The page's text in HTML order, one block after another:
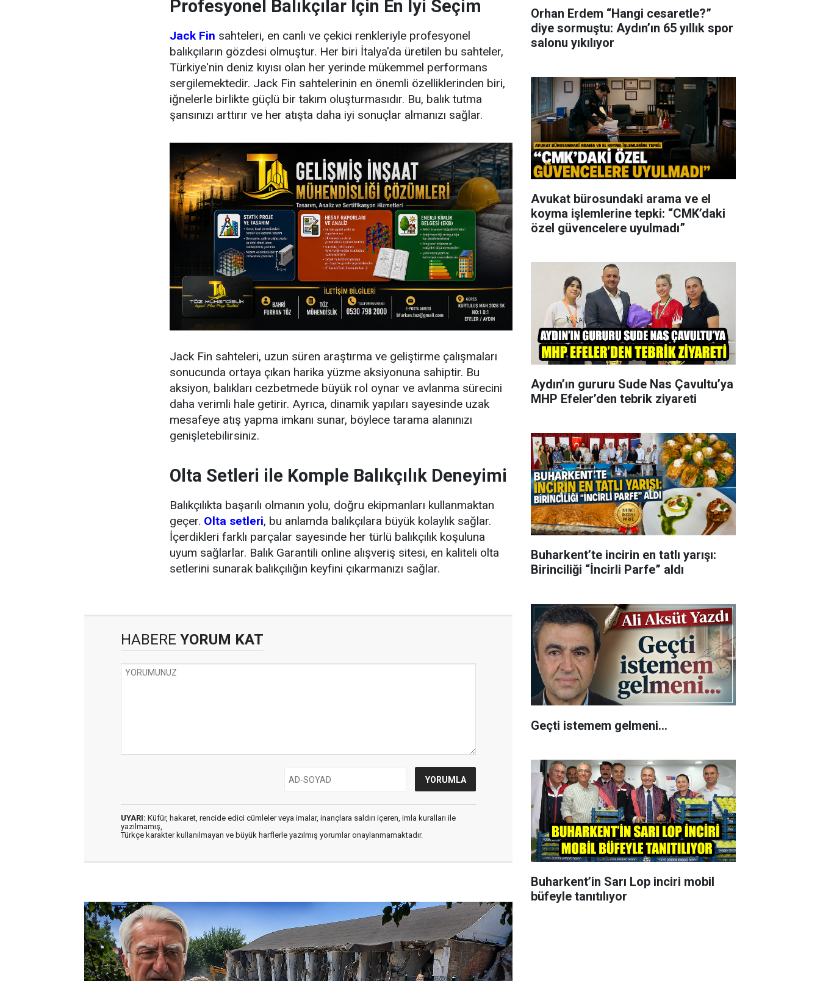
Profesyonel Balıkçılar İçin En İyi Seçim
Jack Fin sahteleri, en canlı ve çekici renkleriyle profesyonel
balıkçıların gözdesi olmuştur. Her biri İtalya'da üretilen bu sahteler,
Türkiye'nin deniz kıyısı olan her yerinde mükemmel performans
sergilemektedir. Jack Fin sahtelerinin en önemli özelliklerinden biri,
iğnelerle birlikte güçlü bir takım oluşturmasıdır. Bu, balık tutma
şansınızı arttırır ve her atışta daha iyi sonuçlar almanızı sağlar.
Jack Fin sahteleri, uzun süren araştırma ve geliştirme çalışmaları
sonucunda ortaya çıkan harika yüzme aksiyonuna sahiptir. Bu
aksiyon, balıkları cezbetmede büyük rol oynar ve avlanma sürecini
daha verimli hale getirir. Ayrıca, dinamik yapıları sayesinde uzak
mesafeye atış yapma imkanı sunar, böylece tarama alanınızı
genişletebilirsiniz.
Olta Setleri ile Komple Balıkçılık Deneyimi
Balıkçılıkta başarılı olmanın yolu, doğru ekipmanları kullanmaktan
geçer. Olta setleri, bu anlamda balıkçılara büyük kolaylık sağlar.
İçerdikleri farklı parçalar sayesinde her türlü balıkçılık koşuluna
uyum sağlarlar. Balık Garantili online alışveriş sitesi, en kaliteli olta
setlerini sunarak balıkçılığın keyfini çıkarmanızı sağlar.
HABERE YORUM KAT
UYARI: Küfür, hakaret, rencide edici cümleler veya imalar, inançlara saldırı içeren, imla kuralları ile
yazılmamış,
Türkçe karakter kullanılmayan ve büyük harflerle yazılmış yorumlar onaylanmamaktadır.
Orhan Erdem “Hangi cesaretle?”
diye sormuştu: Aydın’ın 65 yıllık spor
salonu yıkılıyor
Avukat bürosundaki arama ve el
koyma işlemlerine tepki: “CMK’daki
özel güvencelere uyulmadı”
Aydın’ın gururu Sude Nas Çavultu’ya
MHP Efeler’den tebrik ziyareti
Buharkent’te incirin en tatlı yarışı:
Birinciliği “İncirli Parfe” aldı
Geçti istemem gelmeni…
Buharkent’in Sarı Lop inciri mobil
büfeyle tanıtılıyor